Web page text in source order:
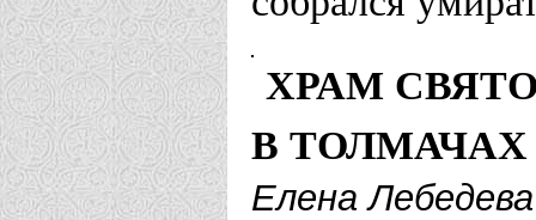
ХРАМ
В ТОЛМАЧАХ
Елена Лебедева